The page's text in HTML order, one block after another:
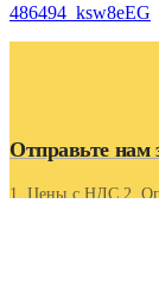
486494_ksw8eEG
Отправьте нам
1. Цены с НДС 2.